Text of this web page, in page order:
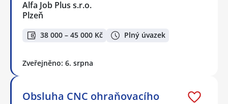
Alfa Job Plus s.r.o.
Plzeň
38 000 – 45 000 Kč Plný úvazek
Zveřejněno: 6. srpna
Obsluha CNC ohraňovacího